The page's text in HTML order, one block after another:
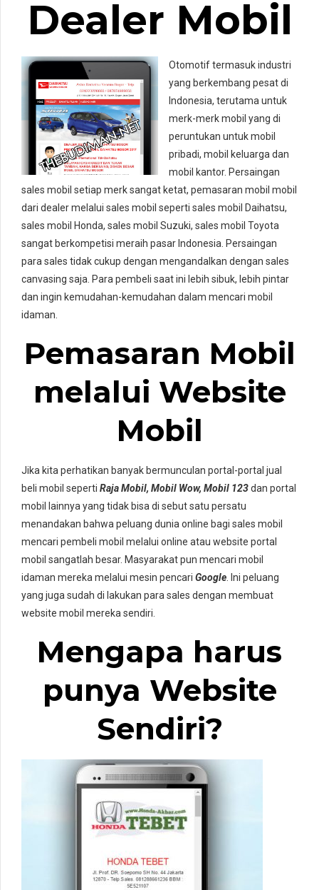
Dealer Mobil
Otomotif termasuk industri
yang berkembang pesat di
Indonesia, terutama untuk
merk-merk mobil yang di
peruntukan untuk mobil
pribadi, mobil keluarga dan
mobil kantor. Persaingan
sales mobil setiap merk sangat ketat, pemasaran mobil mobil
dari dealer melalui sales mobil seperti sales mobil Daihatsu,
sales mobil Honda, sales mobil Suzuki, sales mobil Toyota
sangat berkompetisi meraih pasar Indonesia. Persaingan
para sales tidak cukup dengan mengandalkan dengan sales
canvasing saja. Para pembeli saat ini lebih sibuk, lebih pintar
dan ingin kemudahan-kemudahan dalam mencari mobil
idaman.
Pemasaran Mobil
melalui Website
Mobil
Jika kita perhatikan banyak bermunculan portal-portal jual
beli mobil seperti Raja Mobil, Mobil Wow, Mobil 123dan portal
mobil lainnya yang tidak bisa di sebut satu persatu
menandakan bahwa peluang dunia online bagi sales mobil
mencari pembeli mobil melalui online atau website portal
mobil sangatlah besar. Masyarakat pun mencari mobil
idaman mereka melalui mesin pencari Google . Ini peluang
yang juga sudah di lakukan para sales dengan membuat
website mobil mereka sendiri.
Mengapa harus
punya Website
Sendiri?